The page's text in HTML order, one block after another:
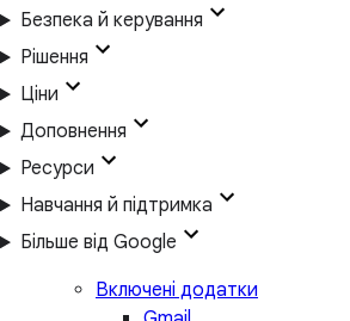
Безпека й керування
Рішення
Ціни
Доповнення
Ресурси
Навчання й підтримка
Більше від Google
Включені додатки